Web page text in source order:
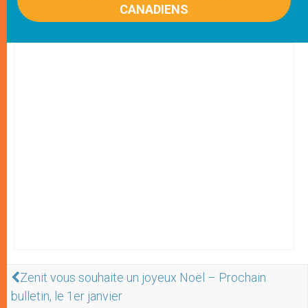
CANADIENS
Zenit vous souhaite un joyeux Noël – Prochain
bulletin, le 1er janvier